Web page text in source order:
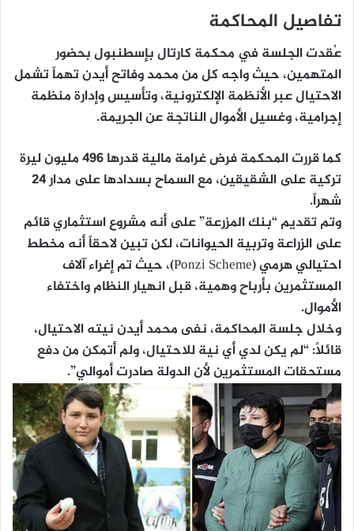
تفاصيل المحاكمة
عُقدت الجلسة في محكمة كارتال بإسطنبول بحضور
المتهمين، حيث واجه كل من محمد وفاتح أيدن تهماً تشمل
الاحتيال عبر الأنظمة الإلكترونية، وتأسيس وإدارة منظمة
إجرامية، وغسيل الأموال الناتجة عن الجريمة.
كما قررت المحكمة فرض غرامة مالية قدرها 496 مليون ليرة
تركية على الشقيقين، مع السماح بسدادها على مدار 24
شهراً.
وتم تقديم “بنك المزرعة” على أنه مشروع استثماري قائم
على الزراعة وتربية الحيوانات، لكن تبين لاحقاً أنه مخطط
احتيالي هرمي (Ponzi Scheme)، حيث تم إغراء آلاف
المستثمرين بأرباح وهمية، قبل انهيار النظام واختفاء
الأموال.
وخلال جلسة المحاكمة، نفى محمد أيدن نيته الاحتيال،
قائلاً: “لم يكن لدي أي نية للاحتيال، ولم أتمكن من دفع
مستحقات المستثمرين لأن الدولة صادرت أموالي”.